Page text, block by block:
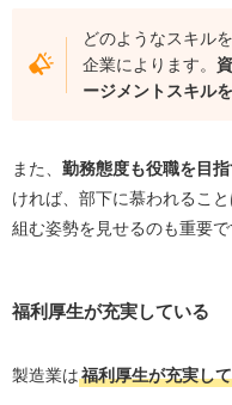
どのようなスキル
企業によります。
ージメントスキル
また、 勤務態度も役職を目
ければ、部下に慕われるこ
組む姿勢を見せるのも重要で
福利厚生が充実している
製造業は福利厚生が充実し